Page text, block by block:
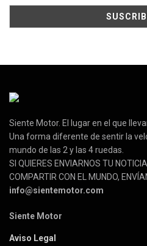
Siente Motor. El lugar en el que
Una forma diferente de sentir la
mundo de las 2 y las 4 ruedas.
SI QUIERES ENVIARNOS TU
COMPARTIR CON EL MUNDO,
info@sientemotor.com
Siente Motor
Aviso Legal